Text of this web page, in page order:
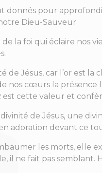
donnés pour
Dieu-Sauveur
de la foi qui éclaire nos
de Jésus, car l’or est
de nos cœurs la
est cette valeur et
divinité de Jésus, une
adoration devant ce
les morts, elle
il ne fait pas semblant.